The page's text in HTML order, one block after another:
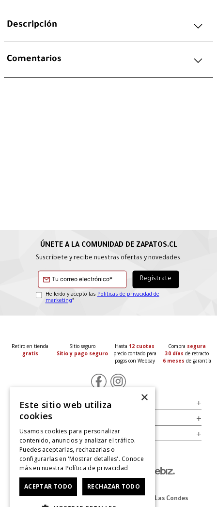
Descripción
Comentarios
Suscríbete y recibe nuestras ofertas y novedades.
He leído y acepto las Políticas de privacidad de
marketing*
Retiro en tienda
gratis
Sitio seguro
Sitio y pago seguro
Hasta 12 cuotas
precio contado para
pagos con Webpay
Compra segura
30 días de retracto
6 meses de garantía
Servicio al Consumidor +
Legal +
Cuenta +
Dirección Oficina: Av. Las Condes #11281 - Las Condes
×
Este sitio web utiliza
cookies
Usamos cookies para personalizar
contenido, anuncios y analizar el tráfico.
Puedes aceptarlas, rechazarlas o
configurarlas en 'Mostrar detalles'. Conoce
más en nuestra Política de privacidad
ACEPTAR TODO RECHAZAR TODO